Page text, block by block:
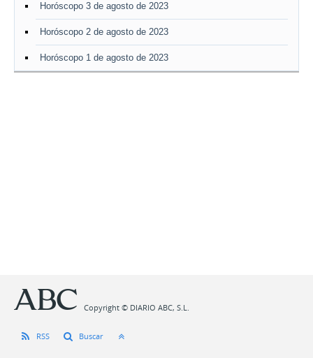
Horóscopo 3 de agosto de 2023
Horóscopo 2 de agosto de 2023
Horóscopo 1 de agosto de 2023
Copyright © DIARIO ABC, S.L.
RSS Buscar